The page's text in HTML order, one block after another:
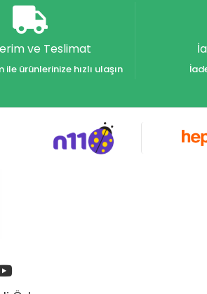
Yayınevi
ve Teslimat
ile ürünlerinize hızlı ulaşın